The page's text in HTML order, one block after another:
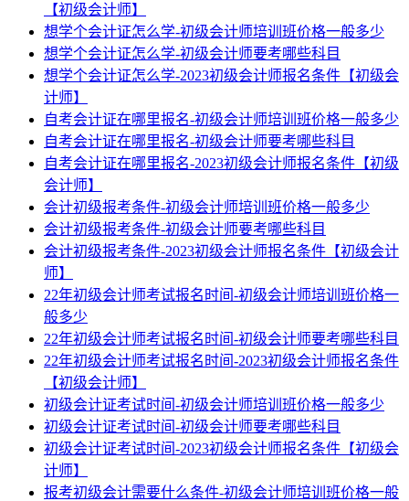
【初级会计师】
想学个会计证怎么学-初级会计师培训班价格一般多少
想学个会计证怎么学-初级会计师要考哪些科目
想学个会计证怎么学-2023初级会计师报名条件【初级会
计师】
自考会计证在哪里报名-初级会计师培训班价格一般多少
自考会计证在哪里报名-初级会计师要考哪些科目
自考会计证在哪里报名-2023初级会计师报名条件【初级
会计师】
会计初级报考条件-初级会计师培训班价格一般多少
会计初级报考条件-初级会计师要考哪些科目
会计初级报考条件-2023初级会计师报名条件【初级会计
师】
22年初级会计师考试报名时间-初级会计师培训班价格一
般多少
22年初级会计师考试报名时间-初级会计师要考哪些科目
22年初级会计师考试报名时间-2023初级会计师报名条件
【初级会计师】
初级会计证考试时间-初级会计师培训班价格一般多少
初级会计证考试时间-初级会计师要考哪些科目
初级会计证考试时间-2023初级会计师报名条件【初级会
计师】
报考初级会计需要什么条件-初级会计师培训班价格一般